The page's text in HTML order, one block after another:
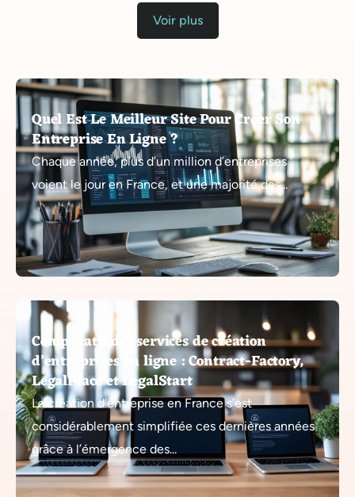
Voir plus
Quel Est Le Meilleur Site Pour Créer Son
Entreprise En Ligne ?
Chaque année, plus d’un million d’entreprises
voient le jour en France, et une majorité des...
Comparatif des services de création
d’entreprises en ligne : Contract-Factory,
LegalPlace et LegalStart
La création d’entreprise en France s’est
considérablement simplifiée ces dernières années
grâce à l’émergence des...